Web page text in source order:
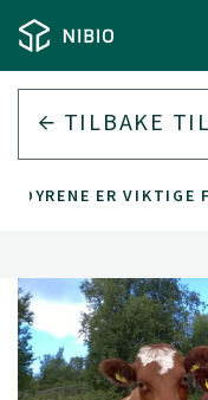
TILBAKE TIL
ER VIKTIGE